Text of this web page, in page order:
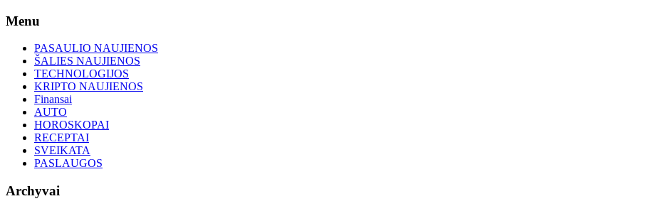
Skip
content
Menu
PASAULIO NAUJIENOS
ŠALIES NAUJIENOS
TECHNOLOGIJOS
KRIPTO NAUJIENOS
Finansai
AUTO
HOROSKOPAI
RECEPTAI
SVEIKATA
PASLAUGOS
Archyvai